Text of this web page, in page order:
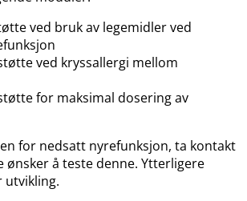
ved bruk av legemidler ved
ved kryssallergi mellom
for maksimal dosering av
for nedsatt nyrefunksjon, ta kontakt
ønsker å teste denne. Ytterligere
utvikling.